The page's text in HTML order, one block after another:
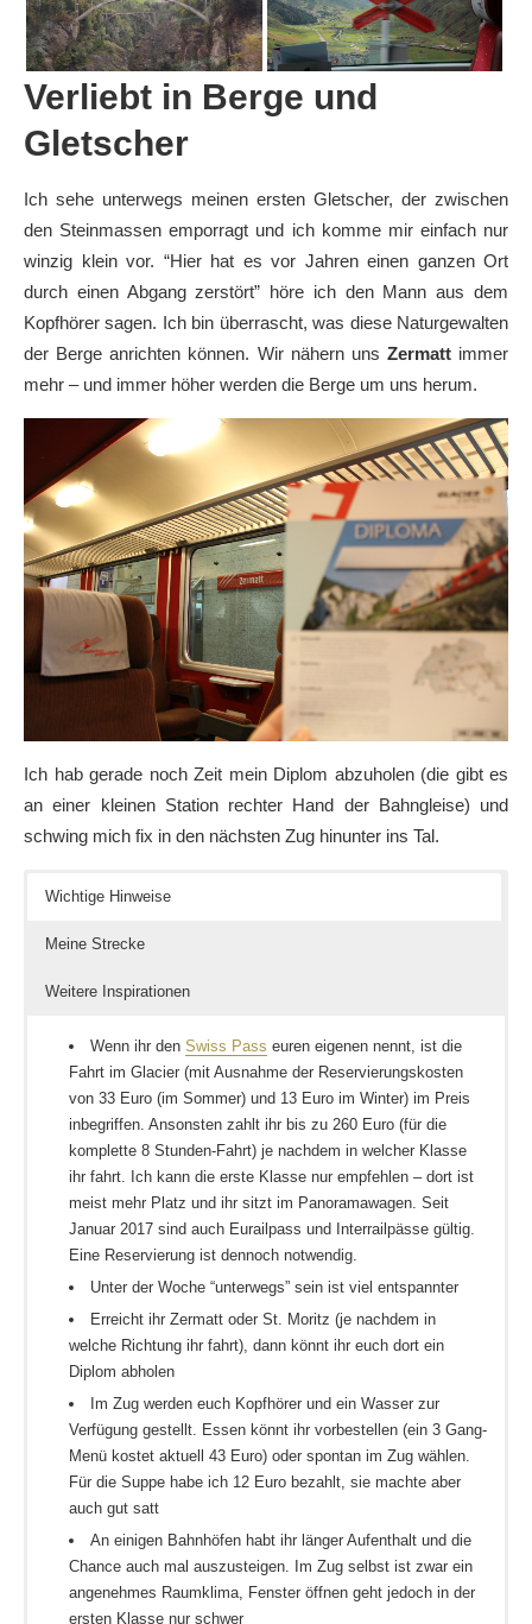
Verliebt in Berge und
Gletscher
Ich sehe unterwegs meinen ersten Gletscher, der zwischen
den Steinmassen emporragt und ich komme mir einfach nur
winzig klein vor. “Hier hat es vor Jahren einen ganzen Ort
durch einen Abgang zerstört” höre ich den Mann aus dem
Kopfhörer sagen. Ich bin überrascht, was diese Naturgewalten
der Berge anrichten können. Wir nähern uns Zermattimmer
mehr – und immer höher werden die Berge um uns herum.
Ich hab gerade noch Zeit mein Diplom abzuholen (die gibt es
an einer kleinen Station rechter Hand der Bahngleise) und
schwing mich fix in den nächsten Zug hinunter ins Tal.
Wichtige Hinweise
Meine Strecke
Weitere Inspirationen
Wenn ihr den Swiss Pass euren eigenen nennt, ist die
Fahrt im Glacier (mit Ausnahme der Reservierungskosten
von 33 Euro (im Sommer) und 13 Euro im Winter) im Preis
inbegriffen. Ansonsten zahlt ihr bis zu 260 Euro (für die
komplette 8 Stunden-Fahrt) je nachdem in welcher Klasse
ihr fahrt. Ich kann die erste Klasse nur empfehlen – dort ist
meist mehr Platz und ihr sitzt im Panoramawagen. Seit
Januar 2017 sind auch Eurailpass und Interrailpässe gültig.
Eine Reservierung ist dennoch notwendig.
Unter der Woche “unterwegs” sein ist viel entspannter
Erreicht ihr Zermatt oder St. Moritz (je nachdem in
welche Richtung ihr fahrt), dann könnt ihr euch dort ein
Diplom abholen
Im Zug werden euch Kopfhörer und ein Wasser zur
Verfügung gestellt. Essen könnt ihr vorbestellen (ein 3 Gang-
Menü kostet aktuell 43 Euro) oder spontan im Zug wählen.
Für die Suppe habe ich 12 Euro bezahlt, sie machte aber
auch gut satt
An einigen Bahnhöfen habt ihr länger Aufenthalt und die
Chance auch mal auszusteigen. Im Zug selbst ist zwar ein
angenehmes Raumklima, Fenster öffnen geht jedoch in der
ersten Klasse nur schwer